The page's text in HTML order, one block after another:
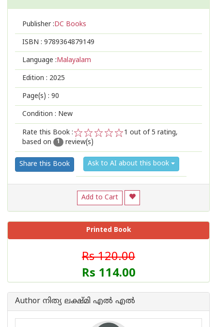
Publisher :DC Books
ISBN : 9789364879149
Language :Malayalam
Edition : 2025
Page(s) : 90
Condition : New
Rate this Book :
2
1
1 out of 5 rating,
based on
1 review(s)
Share this Book Ask to AI about this book
Add to Cart
Printed Book
Rs 120.00
Rs 114.00
Author നിത്യ ലക്ഷ്മി എല്‍ എല്‍